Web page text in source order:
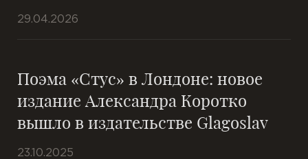
29.04.2026
Поэма «Стус» в Лондоне: новое
издание Александра Коротко
вышло в издательстве Glagoslav
23.10.2025